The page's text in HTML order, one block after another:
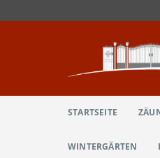
STARTSEITE
WINTERGÄRTEN